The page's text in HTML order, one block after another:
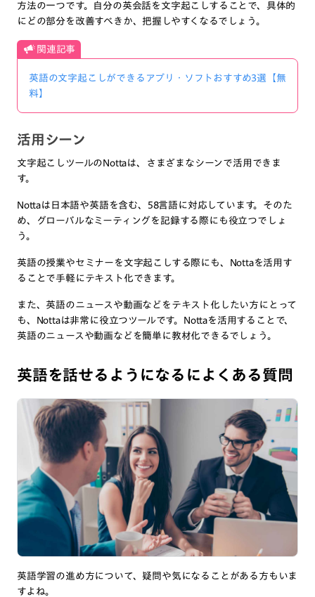
方法の一つです。自分の英会話を文字起こしすることで、具体的
にどの部分を改善すべきか、把握しやすくなるでしょう。
関連記事
英語の文字起こしができるアプリ・ソフトおすすめ3選【無
料】
活用シーン
文字起こしツールのNottaは、さまざまなシーンで活用できま
す。
Nottaは日本語や英語を含む、58言語に対応しています。そのた
め、グローバルなミーティングを記録する際にも役立つでしょ
う。
英語の授業やセミナーを文字起こしする際にも、Nottaを活用す
ることで手軽にテキスト化できます。
また、英語のニュースや動画などをテキスト化したい方にとって
も、Nottaは非常に役立つツールです。Nottaを活用することで、
英語のニュースや動画などを簡単に教材化できるでしょう。
英語を話せるようになるによくある質問
英語学習の進め方について、疑問や気になることがある方もいま
すよね。